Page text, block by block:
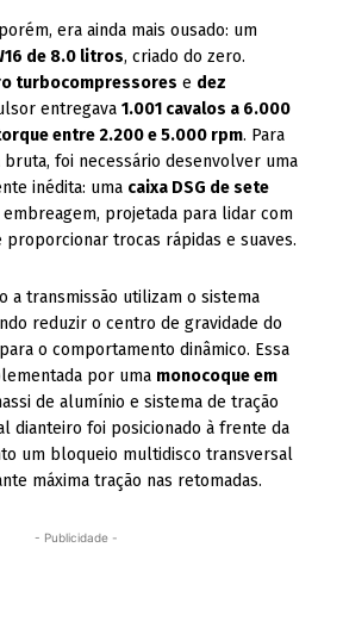
era ainda mais ousado: um
de 8.0 litros, criado do zero.
turbocompressores e dez
entregava1.001 cavalos a 6.000
entre 2.200 e 5.000 rpm. Para
foi necessário desenvolver uma
inédita: uma caixa DSG de sete
projetada para lidar com
trocas rápidas e suaves.
a transmissão utilizam o sistema
reduzir o centro de gravidade do
o comportamento dinâmico. Essa
por uma monocoque em
de alumínio e sistema de tração
dianteiro foi posicionado à frente da
um bloqueio multidisco transversal
máxima tração nas retomadas.
- Publicidade -